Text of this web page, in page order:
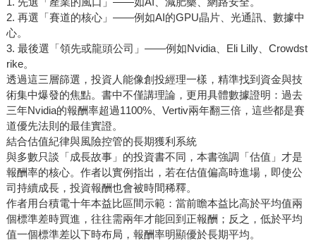
2. 再選「賽道的核心」——例如AI的GPU晶片、光通訊、數據中
心。
3. 最後選「領先或龍頭公司」——例如Nvidia、Eli Lilly、Crowdst
rike。
透過這三層篩選，投資人能像創投經理一樣，精準找到資金與技
術集中爆發的焦點。書中不僅講理論，更用具體數據證明：過去
三年Nvidia的報酬率超過1100%、Vertiv兩年翻三倍，這些都是賽
道優先法則的最佳實證。
結合估值紀律與風險控管的長期獲利系統
與多數只談「成長故事」的投資書不同，本書強調「估值」才是
報酬率的核心。作者以實例指出，若在估值偏高時進場，即使公
司持續成長，投資報酬也會被時間稀釋。
作者用台積電十年本益比區間示範：當前瞻本益比高於平均值兩
個標準差時買進，往往需兩年才能回到正報酬；反之，低於平均
值一個標準差以下時布局，報酬率明顯優於長期平均。